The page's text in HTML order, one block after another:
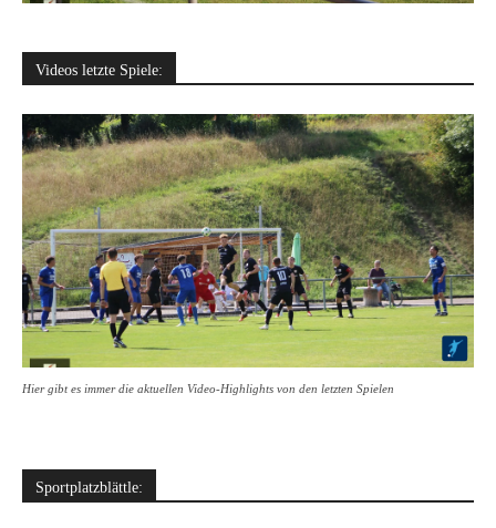
Videos letzte Spiele:
Hier gibt es immer die aktuellen Video-Highlights von den letzten Spielen
Sportplatzblättle: